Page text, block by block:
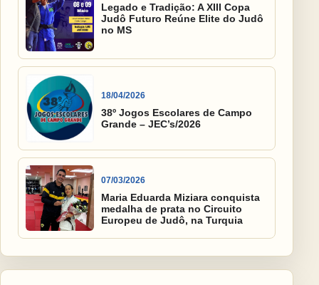
Legado e Tradição: A XIII Copa
Judô Futuro Reúne Elite do Judô
no MS
18/04/2026
38º Jogos Escolares de Campo
Grande – JEC’s/2026
07/03/2026
Maria Eduarda Miziara conquista
medalha de prata no Circuito
Europeu de Judô, na Turquia